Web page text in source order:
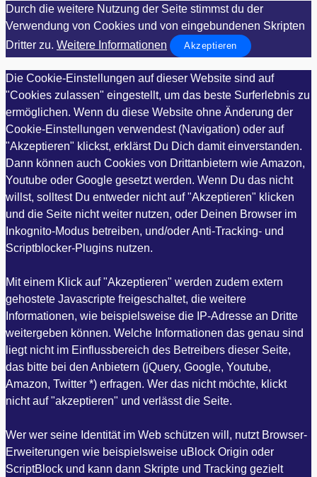
Durch die weitere Nutzung der Seite stimmst du der
Verwendung von Cookies und von eingebundenen Skripten
Dritter zu. Weitere Informationen Akzeptieren
Die Cookie-Einstellungen auf dieser Website sind auf
"Cookies zulassen" eingestellt, um das beste Surferlebnis zu
ermöglichen. Wenn du diese Website ohne Änderung der
Cookie-Einstellungen verwendest (Navigation) oder auf
"Akzeptieren" klickst, erklärst Du Dich damit einverstanden.
Dann können auch Cookies von Drittanbietern wie Amazon,
Youtube oder Google gesetzt werden. Wenn Du das nicht
willst, solltest Du entweder nicht auf "Akzeptieren" klicken
und die Seite nicht weiter nutzen, oder Deinen Browser im
Inkognito-Modus betreiben, und/oder Anti-Tracking- und
Scriptblocker-Plugins nutzen.
Mit einem Klick auf "Akzeptieren" werden zudem extern
gehostete Javascripte freigeschaltet, die weitere
Informationen, wie beispielsweise die IP-Adresse an Dritte
weitergeben können. Welche Informationen das genau sind
liegt nicht im Einflussbereich des Betreibers dieser Seite,
das bitte bei den Anbietern (jQuery, Google, Youtube,
Amazon, Twitter *) erfragen. Wer das nicht möchte, klickt
nicht auf "akzeptieren" und verlässt die Seite.
Wer wer seine Identität im Web schützen will, nutzt Browser-
Erweiterungen wie beispielsweise uBlock Origin oder
ScriptBlock und kann dann Skripte und Tracking gezielt